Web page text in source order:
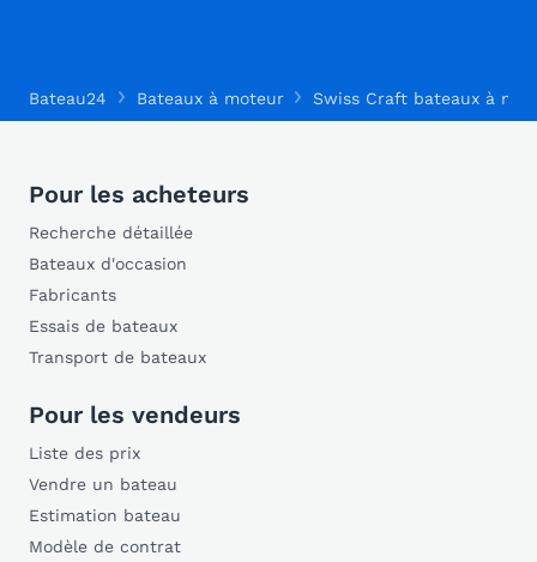
Bateau24 Bateaux à moteur Swiss Craft bateaux à
Pour les acheteurs
Recherche détaillée
Bateaux d'occasion
Fabricants
Essais de bateaux
Transport de bateaux
Pour les vendeurs
Liste des prix
Vendre un bateau
Estimation bateau
Modèle de contrat